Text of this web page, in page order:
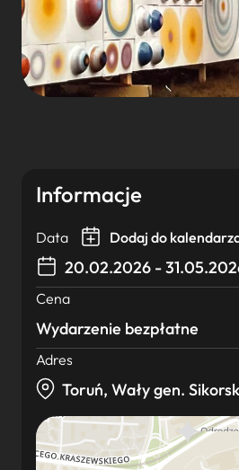
Informacje
Data Dodaj do
20.02.2026 -
Cena
Wydarzenie bezpłatne
Adres
Toruń, Wały gen.